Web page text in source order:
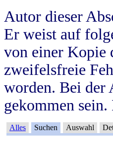
Autor dieser
Er weist auf
von einer Kopie
zweifelsfreie
worden. Bei der
gekommen
Alles Suchen Auswahl